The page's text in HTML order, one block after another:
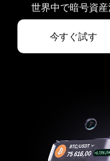
世界中で暗号資
今すぐ試す